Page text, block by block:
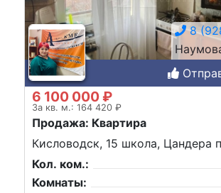
8
6 100 000 ₽
За кв. м.: 164 420 ₽
Продажа: Квартира
Кисловодск, 15 школа, Цандера
Кол. ком.:
Комнаты: